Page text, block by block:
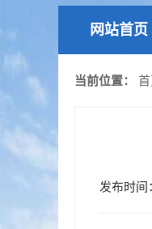
网站首页
当前位置：
发布时间